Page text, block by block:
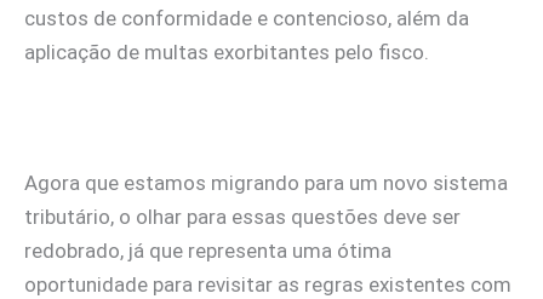
custos de conformidade e contencioso, além da
aplicação de multas exorbitantes pelo fisco.
Agora que estamos migrando para um novo sistema
tributário, o olhar para essas questões deve ser
redobrado, já que representa uma ótima
oportunidade para revisitar as regras existentes com